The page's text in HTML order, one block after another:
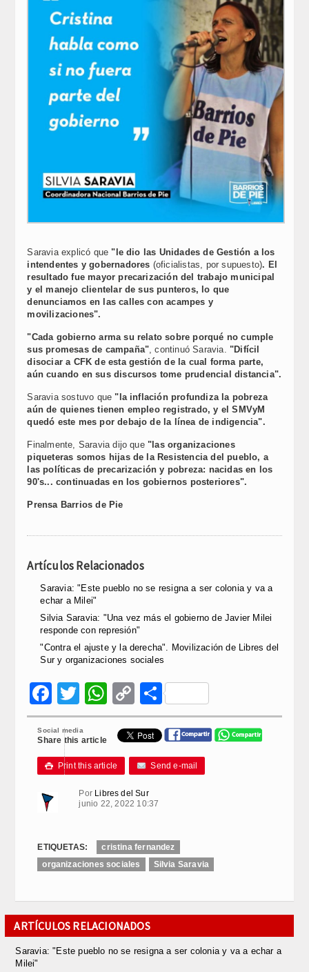
Saravia explicó que "le dio las Unidades de Gestión a los
intendentes y gobernadores (oficialistas, por supuesto). El
resultado fue mayor precarización del trabajo municipal
y el manejo clientelar de sus punteros, lo que
denunciamos en las calles con acampes y
movilizaciones".
"Cada gobierno arma su relato sobre porqué no cumple
sus promesas de campaña" , continuó Saravia. "Difícil
disociar a CFK de esta gestión de la cual forma parte,
aún cuando en sus discursos tome prudencial distancia".
Saravia sostuvo que "la inflación profundiza la pobreza
aún de quienes tienen empleo registrado, y el SMVyM
quedó este mes por debajo de la línea de indigencia".
Finalmente, Saravia dijo que "las organizaciones
piqueteras somos hijas de la Resistencia del pueblo, a
las políticas de precarización y pobreza: nacidas en los
90's... continuadas en los gobiernos posteriores".
Prensa Barrios de Pie
Artículos Relacionados
Saravia: "Este pueblo no se resigna a ser colonia y va a
echar a Milei"
Silvia Saravia: "Una vez más el gobierno de Javier Milei
responde con represión"
"Contra el ajuste y la derecha". Movilización de Libres del
Sur y organizaciones sociales
Facebook
Twitter
WhatsApp
Copy
Link
Compartir
Social media
Share this article
 Print this article Send e-mail
Por Libres del Sur
junio 22, 2022 10:37
ETIQUETAS:
cristina fernandez
organizaciones sociales
Silvia Saravia
ARTÍCULOS RELACIONADOS
Saravia: "Este pueblo no se resigna a ser colonia y va a echar a
Milei"